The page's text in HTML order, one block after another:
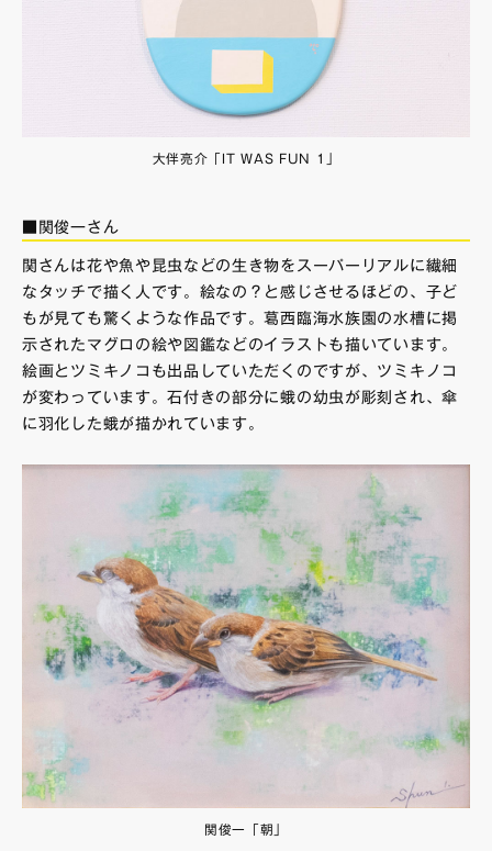
大伴亮介「IT WAS FUN 1」
■関俊一さん
関さんは花や魚や昆虫などの生き物をスーパーリアルに繊細
なタッチで描く人です。絵なの？と感じさせるほどの、子ど
もが見ても驚くような作品です。葛西臨海水族園の水槽に掲
示されたマグロの絵や図鑑などのイラストも描いています。
絵画とツミキノコも出品していただくのですが、ツミキノコ
が変わっています。石付きの部分に蛾の幼虫が彫刻され、傘
に羽化した蛾が描かれています。
関俊一「朝」